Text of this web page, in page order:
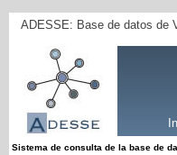
ADESSE: Base de datos de
Sistema de consulta de la base de